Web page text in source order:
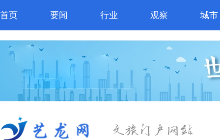
首页 要闻 行业 观察 城市